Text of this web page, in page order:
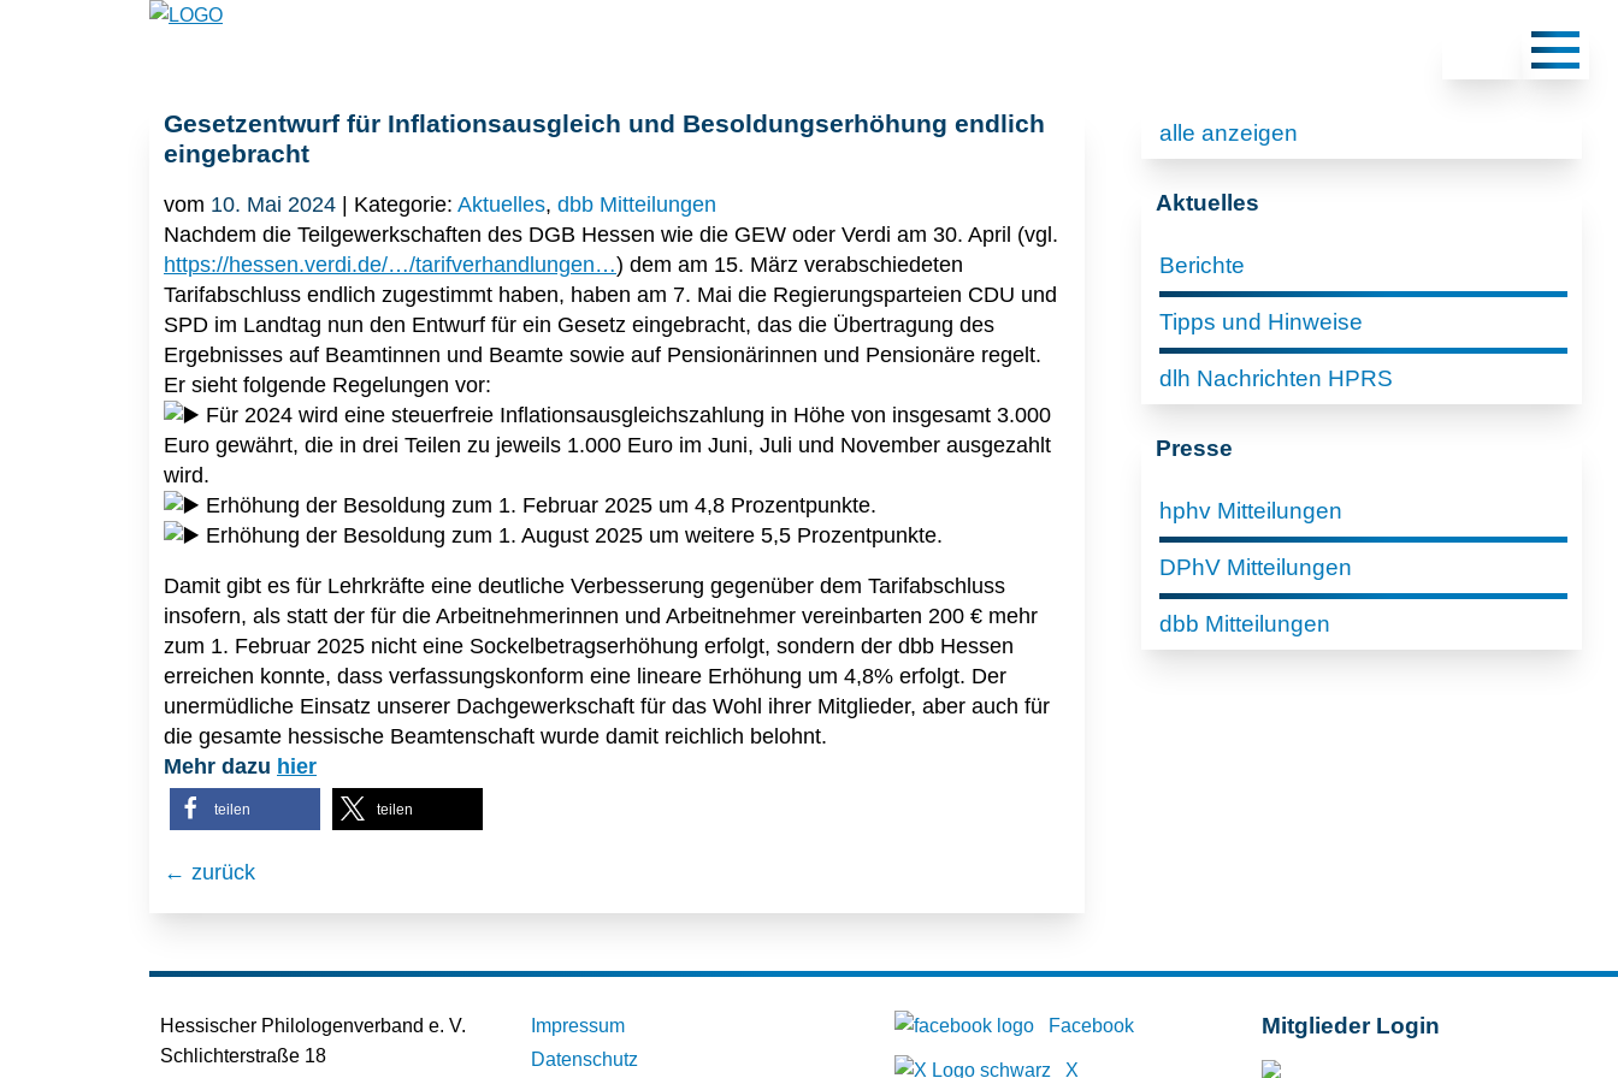
Gesetzentwurf für Inflationsausgleich und Besoldungserhöhung endlich
eingebracht
vom 10. Mai 2024 | Kategorie: Aktuelles, dbb Mitteilungen
Nachdem die Teilgewerkschaften des DGB Hessen wie die GEW oder Verdi am 30. April (vgl.
https://hessen.verdi.de/…/tarifverhandlungen…) dem am 15. März verabschiedeten
Tarifabschluss endlich zugestimmt haben, haben am 7. Mai die Regierungsparteien CDU und
SPD im Landtag nun den Entwurf für ein Gesetz eingebracht, das die Übertragung des
Ergebnisses auf Beamtinnen und Beamte sowie auf Pensionärinnen und Pensionäre regelt.
Er sieht folgende Regelungen vor:
Für 2024 wird eine steuerfreie Inflationsausgleichszahlung in Höhe von insgesamt 3.000
Euro gewährt, die in drei Teilen zu jeweils 1.000 Euro im Juni, Juli und November ausgezahlt
wird.
Erhöhung der Besoldung zum 1. Februar 2025 um 4,8 Prozentpunkte.
Erhöhung der Besoldung zum 1. August 2025 um weitere 5,5 Prozentpunkte.
Damit gibt es für Lehrkräfte eine deutliche Verbesserung gegenüber dem Tarifabschluss
insofern, als statt der für die Arbeitnehmerinnen und Arbeitnehmer vereinbarten 200 € mehr
zum 1. Februar 2025 nicht eine Sockelbetragserhöhung erfolgt, sondern der dbb Hessen
erreichen konnte, dass verfassungskonform eine lineare Erhöhung um 4,8% erfolgt. Der
unermüdliche Einsatz unserer Dachgewerkschaft für das Wohl ihrer Mitglieder, aber auch für
die gesamte hessische Beamtenschaft wurde damit reichlich belohnt.
Mehr dazu hier
teilen teilen
← zurück
alle anzeigen
Aktuelles
Berichte
Tipps und Hinweise
dlh Nachrichten HPRS
Presse
hphv Mitteilungen
DPhV Mitteilungen
dbb Mitteilungen
Hessischer Philologenverband e. V.
Schlichterstraße 18
Impressum
Datenschutz
Facebook
X
Mitglieder Login